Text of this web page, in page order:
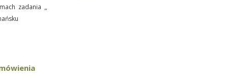
zadania „